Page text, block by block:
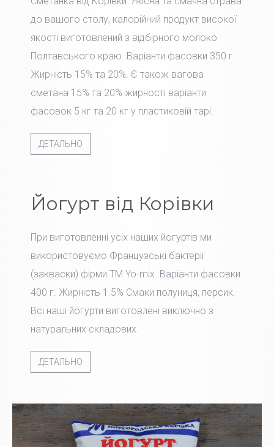
до вашого столу, калорійний продукт високої
якості виготовлений з відбірного молоко
Полтавського краю. Варіанти фасовки 350 г.
Жирність 15% та 20%. Є також вагова
сметана 15% та 20% жирності варіанти
фасовок 5 кг та 20 кг у пластиковій тарі.
ДЕТАЛЬНО
Йогурт від Корівки
При виготовленні усіх наших йогуртів ми
використовуємо Французські бактерії
(закваски) фірми TM Yo-mix. Варіанти фасовки
400 г. Жирність 1.5% Смаки полуниця, персик.
Всі наші йогурти виготовлені виключно з
натуральних складових.
ДЕТАЛЬНО